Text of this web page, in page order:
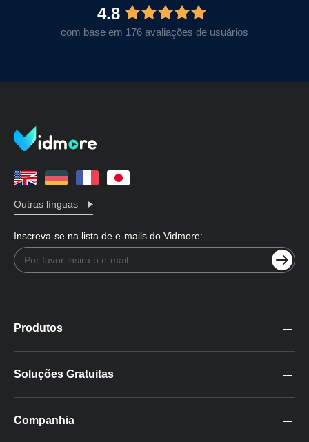
4.8
com base em 176 avaliações de usuários
Outras línguas
Inscreva-se na lista de e-mails do Vidmore:
Produtos
Soluções Gratuitas
Companhia